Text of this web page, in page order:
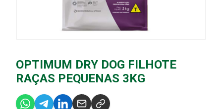
OPTIMUM DRY DOG FILHOTE
RAÇAS PEQUENAS 3KG